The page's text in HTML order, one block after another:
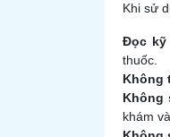
Khi sử
Đọc kỹ
thuốc.
Không
Không
khám